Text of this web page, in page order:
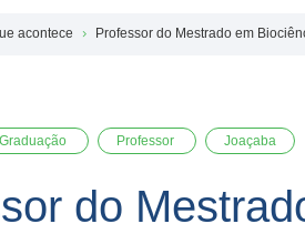
acontece Professor do Mestrado em
Graduação Professor Joaçaba
do